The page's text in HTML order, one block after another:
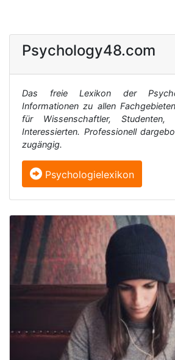
Psychology48.com
Das freie Lexikon der
Informationen zu allen
für Wissenschaftler,
Interessierten. Professionell
zugängig.
Psychologielexikon